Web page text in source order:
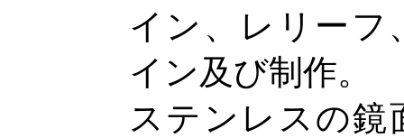
イン、レリー
イン及び制作。
ステンレスの鏡